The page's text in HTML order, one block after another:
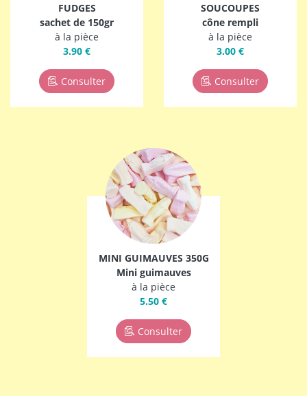
FUDGES
sachet de 150gr
à la pièce
3.90 €
Consulter
SOUCOUPES
cône rempli
à la pièce
3.00 €
Consulter
MINI GUIMAUVES 350G
Mini guimauves
à la pièce
5.50 €
Consulter